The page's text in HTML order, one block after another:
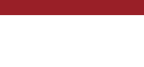
rechten Längsseite. Das